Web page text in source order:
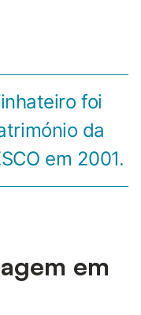
foi
da
em 2001.
em